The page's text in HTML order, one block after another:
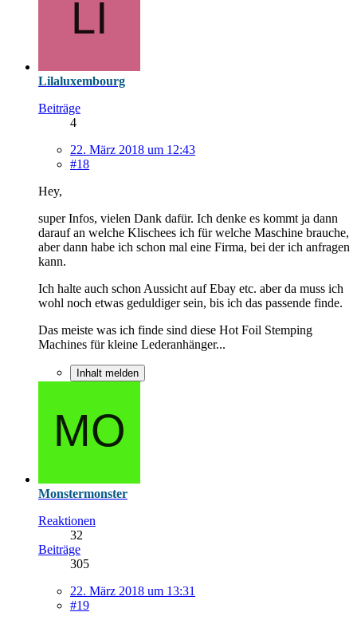
Lilaluxembourg
Beiträge
4
22. März 2018 um 12:43
#18
Hey,
super Infos, vielen Dank dafür. Ich denke es kommt ja dann
darauf an welche Klischees ich für welche Maschine brauche,
aber dann habe ich schon mal eine Firma, bei der ich anfragen
kann.
Ich halte auch schon Aussicht auf Ebay etc. aber da muss ich
wohl noch etwas geduldiger sein, bis ich das passende finde.
Das meiste was ich finde sind diese Hot Foil Stemping
Machines für kleine Lederanhänger...
Inhalt melden
Monstermonster
Reaktionen
32
Beiträge
305
22. März 2018 um 13:31
#19